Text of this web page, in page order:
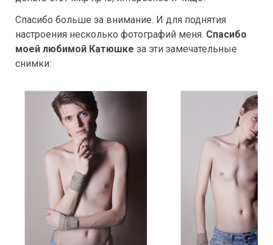
Спасибо больше за внимание. И для поднятия
настроения несколько фотографий меня. Спасибо
моей любимой Катюшке за эти замечательные
снимки: